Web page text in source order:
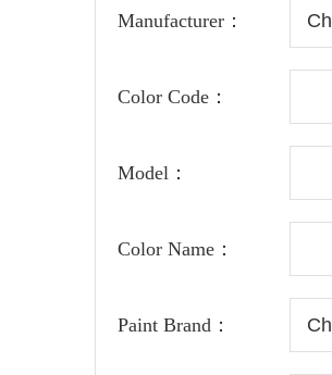
Manufacturer：
Color Code：
Model：
Color Name：
Paint Brand：